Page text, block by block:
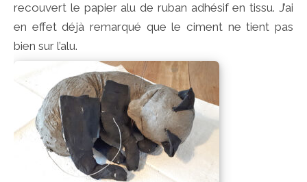
recouvert le papier alu de ruban adhésif en tissu. J’ai
en effet déjà remarqué que le ciment ne tient pas
bien sur l’alu.